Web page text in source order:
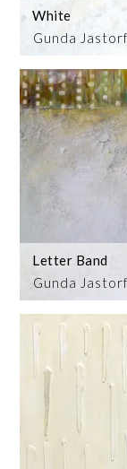
Gunda
White
Gunda
Letter Band